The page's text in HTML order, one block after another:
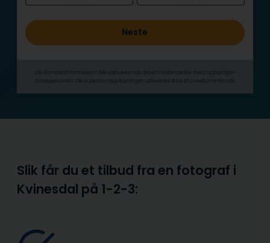
Neste
Din kontaktinformasjon blir utelukkende brukt i forbindelse med oppdrags­
forespørselen. Dine person­­opplysninger utleveres ikke til uvedkommende.
Slik får du et tilbud fra en fotograf i
Kvinesdal på 1-2-3: